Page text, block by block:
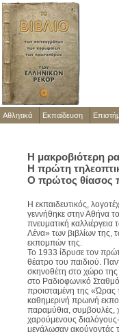
Αθλητικά Εκπαίδευση
Η μακροβιότερη
Η πρώτη
Ο πρώτος θίασος
Η εκπαιδευτικός,
γεννήθηκε στην Αθήνα
πνευματική καλλιέργεια
Λένα» των βιβλίων της,
εκπομπών της.
Το 1933 ίδρυσε τον
θέατρο του παιδιού.
σκηνοθέτη στο χώρο της
στο Ραδιοφωνικό
προισταμένη της «Ώρας
καθημερινή πρωινή
παραμύθια, συμβουλές,
χαρούμενους
μεγάλωσαν ακούγοντάς